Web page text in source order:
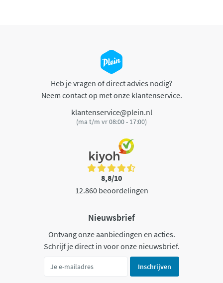
Heb je vragen of direct advies nodig?
Neem contact op met onze klantenservice.
klantenservice@plein.nl
(ma t/m vr 08:00 - 17:00)
8,8/10
12.860 beoordelingen
Nieuwsbrief
Ontvang onze aanbiedingen en acties.
Schrijf je direct in voor onze nieuwsbrief.
Inschrijven